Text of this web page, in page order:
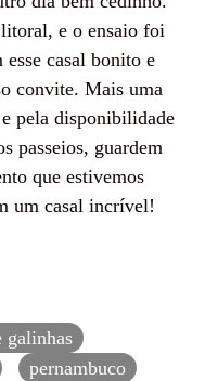
e o ensaio foi
casal bonito e
convite. Mais uma
pela disponibilidade
passeios, guardem
que estivemos
um casal incrível!
galinhas
pernambuco